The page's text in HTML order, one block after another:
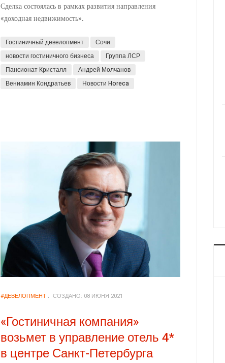
Сделка состоялась в рамках развития направления
«доходная недвижимость».
Гостиничный девелопмент
Сочи
новости гостиничного бизнеса
Группа ЛСР
Пансионат Кристалл
Андрей Молчанов
Вениамин Кондратьев
Новости Horeca
#ДЕВЕЛОПМЕНТ СОЗДАНО: 08 ИЮНЯ 2021
«Гостиничная компания»
возьмет в управление отель 4*
в центре Санкт-Петербурга